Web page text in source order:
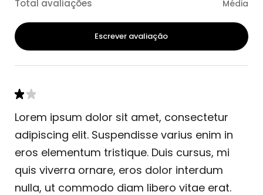
Total avaliações Média
Escrever avaliação
Lorem ipsum dolor sit amet, consectetur
adipiscing elit. Suspendisse varius enim in
eros elementum tristique. Duis cursus, mi
quis viverra ornare, eros dolor interdum
nulla, ut commodo diam libero vitae erat.